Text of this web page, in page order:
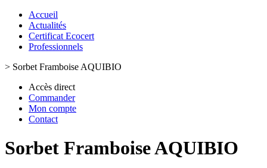
Accueil
Actualités
Certificat Ecocert
Professionnels
> Sorbet Framboise AQUIBIO
Accès direct
Commander
Mon compte
Contact
Sorbet Framboise AQUIBIO